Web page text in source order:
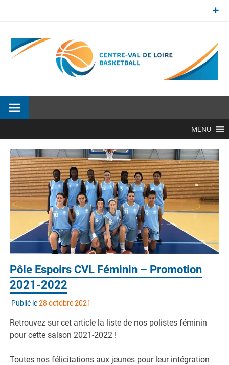
MENU
Pôle Espoirs CVL Féminin – Promotion
2021-2022
Publié le28 octobre 2021
Retrouvez sur cet article la liste de nos polistes féminin
pour cette saison 2021-2022 !
Toutes nos félicitations aux jeunes pour leur intégration